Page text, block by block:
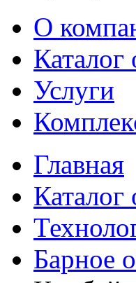
О
Каталог
Услуги
Главная
Каталог
Барное